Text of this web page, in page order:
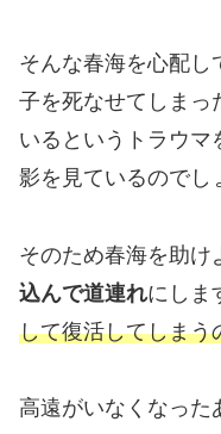
そんな春海を心配し
子を死なせてしまっ
いるというトラウマ
影を見ているのでし
そのため春海を助け
込んで道連れにしま
して復活してしまう
高遠がいなくなった